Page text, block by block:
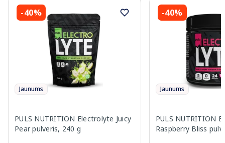
-40%
Jaunums
PULS NUTRITION Electrolyte Juicy
Pear pulveris, 240 g
-40%
Jaunums
PULS NUTRITION
Raspberry Bliss